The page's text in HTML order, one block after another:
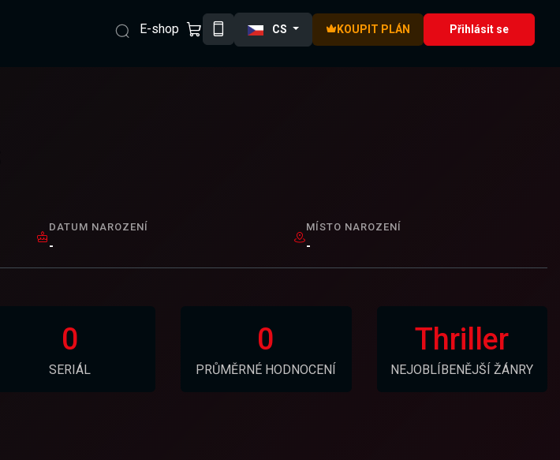
E-shop CS KOUPIT PLÁN Přihlásit se
DATUM NAROZENÍ
-
MÍSTO NAROZENÍ
-
0
SERIÁL
0
PRŮMĚRNÉ HODNOCENÍ
Thriller
NEJOBLÍBENĚJŠÍ ŽÁNRY